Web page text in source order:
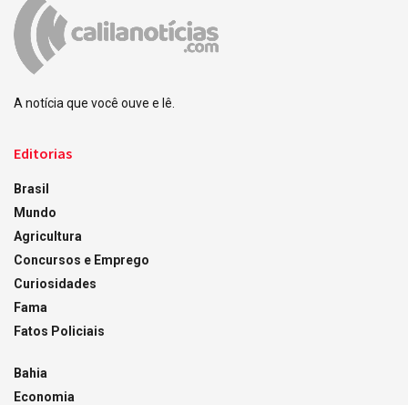
A notícia que você ouve e lê.
Editorias
Brasil
Mundo
Agricultura
Concursos e Emprego
Curiosidades
Fama
Fatos Policiais
Bahia
Economia